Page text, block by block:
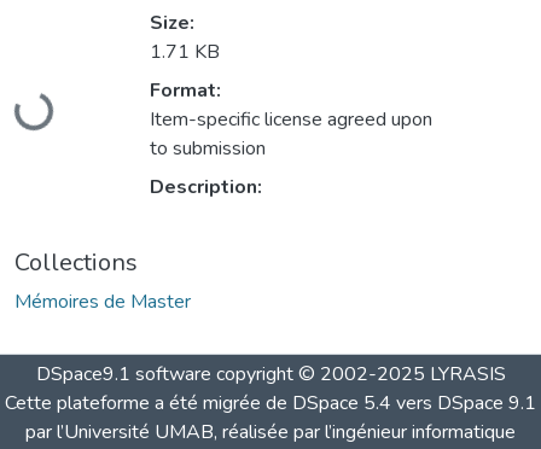
Loading...
Size:
1.71 KB
Format:
Item-specific license agreed upon
to submission
Description:
Collections
Mémoires de Master
DSpace9.1 software copyright © 2002-2025 LYRASIS
Cette plateforme a été migrée de DSpace 5.4 vers DSpace 9.1
par l’Université UMAB, réalisée par l’ingénieur informatique